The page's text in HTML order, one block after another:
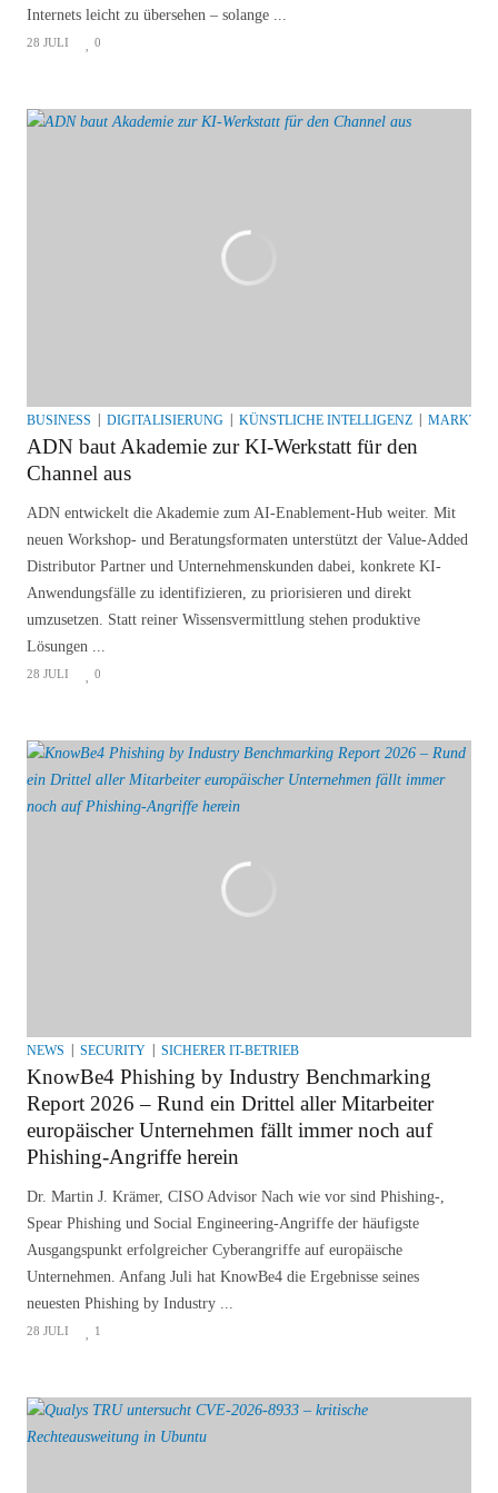
Internets leicht zu übersehen – solange ...
28 JULI 0
BUSINESS DIGITALISIERUNG KÜNSTLICHE INTELLIGENZ MARKT
ADN baut Akademie zur KI-Werkstatt für den
Channel aus
ADN entwickelt die Akademie zum AI-Enablement-Hub weiter. Mit
neuen Workshop- und Beratungsformaten unterstützt der Value-Added
Distributor Partner und Unternehmenskunden dabei, konkrete KI-
Anwendungsfälle zu identifizieren, zu priorisieren und direkt
umzusetzen. Statt reiner Wissensvermittlung stehen produktive
Lösungen ...
28 JULI 0
NEWS SECURITY SICHERER IT-BETRIEB
KnowBe4 Phishing by Industry Benchmarking
Report 2026 – Rund ein Drittel aller Mitarbeiter
europäischer Unternehmen fällt immer noch auf
Phishing-Angriffe herein
Dr. Martin J. Krämer, CISO Advisor Nach wie vor sind Phishing-,
Spear Phishing und Social Engineering-Angriffe der häufigste
Ausgangspunkt erfolgreicher Cyberangriffe auf europäische
Unternehmen. Anfang Juli hat KnowBe4 die Ergebnisse seines
neuesten Phishing by Industry ...
28 JULI 1